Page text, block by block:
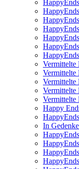
Vermittelte
Vermittelte
Vermittelte
Vermittelte
Vermittelte
Happy
In